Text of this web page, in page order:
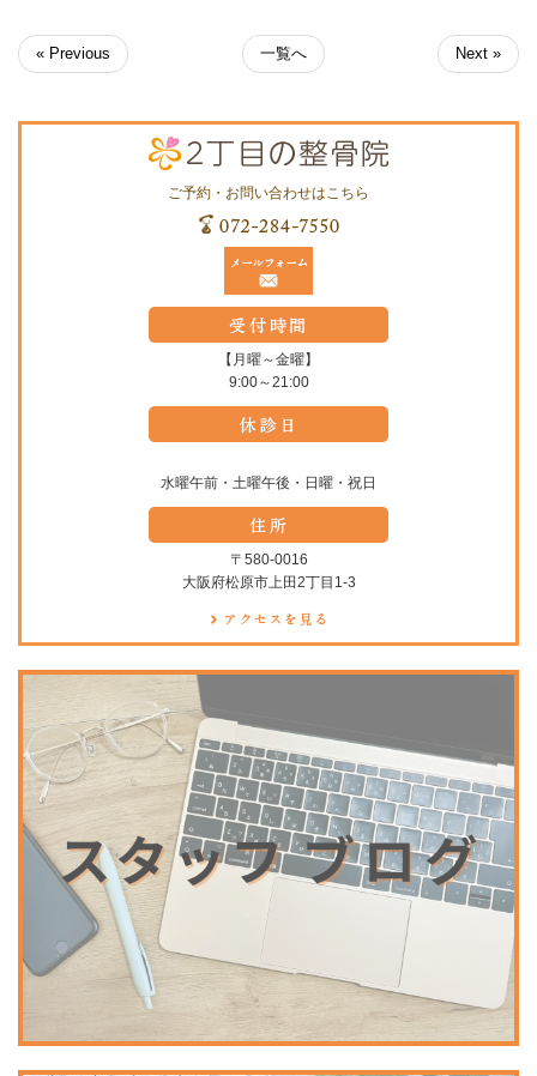
« Previous 一覧へ Next »
ご予約・お問い合わせはこちら
【月曜～金曜】
9:00～21:00
水曜午前・土曜午後・日曜・祝日
〒580-0016
大阪府松原市上田2丁目1-3